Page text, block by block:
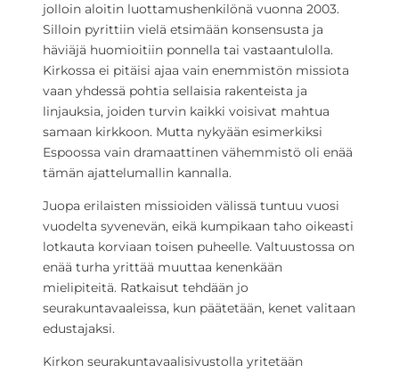
jolloin aloitin luottamushenkilönä vuonna 2003.
Silloin pyrittiin vielä etsimään konsensusta ja
häviäjä huomioitiin ponnella tai vastaantulolla.
Kirkossa ei pitäisi ajaa vain enemmistön missiota
vaan yhdessä pohtia sellaisia rakenteista ja
linjauksia, joiden turvin kaikki voisivat mahtua
samaan kirkkoon. Mutta nykyään esimerkiksi
Espoossa vain dramaattinen vähemmistö oli enää
tämän ajattelumallin kannalla.
Juopa erilaisten missioiden välissä tuntuu vuosi
vuodelta syvenevän, eikä kumpikaan taho oikeasti
lotkauta korviaan toisen puheelle. Valtuustossa on
enää turha yrittää muuttaa kenenkään
mielipiteitä. Ratkaisut tehdään jo
seurakuntavaaleissa, kun päätetään, kenet valitaan
edustajaksi.
Kirkon seurakuntavaalisivustolla yritetään